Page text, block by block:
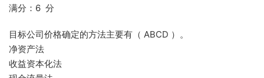
满分：6 分
目标公司价格确定的方法主要有（ ABCD ）。
净资产法
收益资本化法